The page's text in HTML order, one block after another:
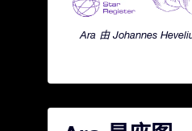
Ara 由 Johannes